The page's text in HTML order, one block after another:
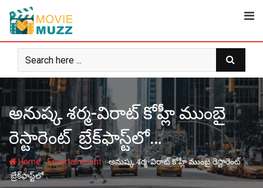
content
అనుష్క శర్మ-విరాట్ కోహ్లీ ముంబై
రెస్టారెంట్ బ్రేక్‌ఫాస్ట్‌లో…
Home-Entertainment-అనుష్క శర్మ-విరాట్ కోహ్లీ ముంబై రెస్టారెంట్
బ్రేక్‌ఫాస్ట్‌లో…